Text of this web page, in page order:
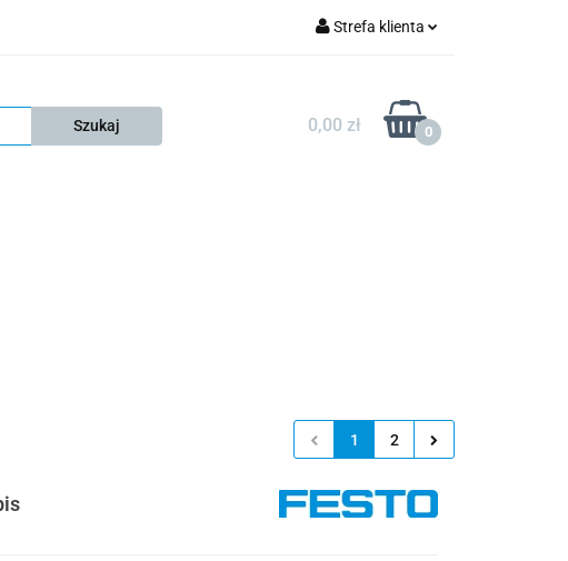
Strefa klienta
Zarejestruj się
Dodaj zgłoszenie
0,00 zł 0
1 2